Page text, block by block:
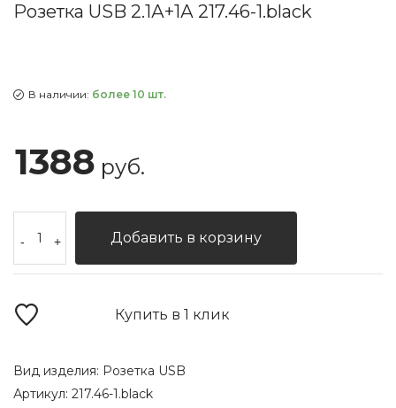
Розетка USB 2.1А+1А 217.46-1.black
В наличии: более 10 шт.
1388 руб.
- + Добавить в корзину
Купить в 1 клик
Вид изделия: Розетка USB
Артикул: 217.46-1.black